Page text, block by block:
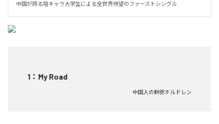
中国が誇る陰キャラ大学生による全世界待望のファーストシングル
1 ： My Road
中国人の幹弥チルドレン